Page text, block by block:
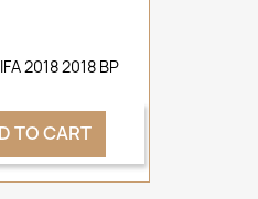
2018 2018 BP
TO CART